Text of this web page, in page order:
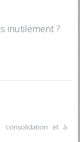
inutilement ?
et à